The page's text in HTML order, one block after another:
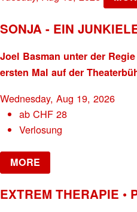
SONJA - EIN
Joel Basman unter der
ersten Mal auf der
Wednesday, Aug 19, 2026
abCHF 28
Verlosung
MORE
EXTREM THERAPIE •